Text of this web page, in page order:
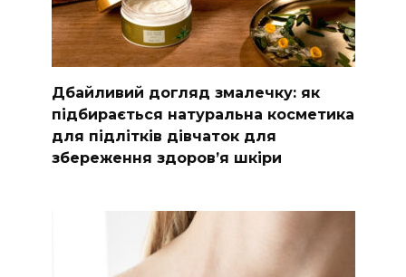
Дбайливий догляд змалечку: як
підбирається натуральна косметика
для підлітків дівчаток для
збереження здоров’я шкіри